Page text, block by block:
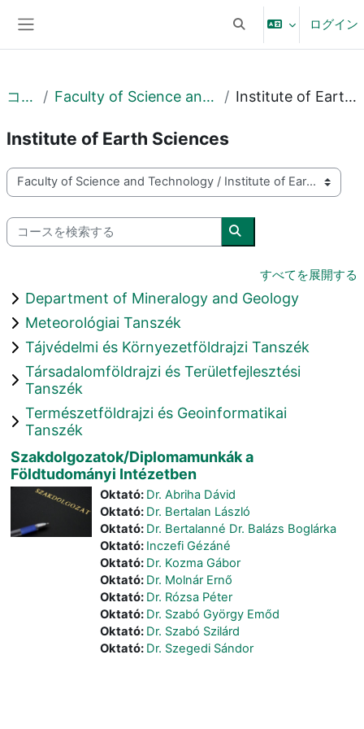
検索入力に切り替える
ログイン
コース Faculty of Science and Technology Institute of Earth Sciences
Institute of Earth Sciences
コースカテゴリ
コースを検索する
コースを検索する
すべてを展開する
Department of Mineralogy and Geology
Meteorológiai Tanszék
Tájvédelmi és Környezetföldrajzi Tanszék
Társadalomföldrajzi és Területfejlesztési
Tanszék
Természetföldrajzi és Geoinformatikai
Tanszék
Szakdolgozatok/Diplomamunkák a
Földtudományi Intézetben
Oktató: Dr. Abriha Dávid
Oktató: Dr. Bertalan László
Oktató: Dr. Bertalanné Dr. Balázs Boglárka
Oktató: Inczefi Gézáné
Oktató: Dr. Kozma Gábor
Oktató: Dr. Molnár Ernő
Oktató: Dr. Rózsa Péter
Oktató: Dr. Szabó György Emőd
Oktató: Dr. Szabó Szilárd
Oktató: Dr. Szegedi Sándor